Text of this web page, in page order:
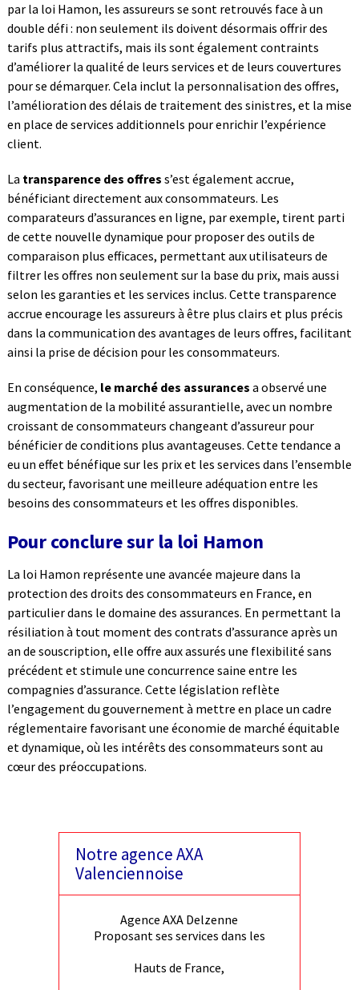
par la loi Hamon, les assureurs se sont retrouvés face à un
double défi : non seulement ils doivent désormais offrir des
tarifs plus attractifs, mais ils sont également contraints
d’améliorer la qualité de leurs services et de leurs couvertures
pour se démarquer. Cela inclut la personnalisation des offres,
l’amélioration des délais de traitement des sinistres, et la mise
en place de services additionnels pour enrichir l’expérience
client.
La transparence des offres s’est également accrue,
bénéficiant directement aux consommateurs. Les
comparateurs d’assurances en ligne, par exemple, tirent parti
de cette nouvelle dynamique pour proposer des outils de
comparaison plus efficaces, permettant aux utilisateurs de
filtrer les offres non seulement sur la base du prix, mais aussi
selon les garanties et les services inclus. Cette transparence
accrue encourage les assureurs à être plus clairs et plus précis
dans la communication des avantages de leurs offres, facilitant
ainsi la prise de décision pour les consommateurs.
En conséquence, le marché des assurances a observé une
augmentation de la mobilité assurantielle, avec un nombre
croissant de consommateurs changeant d’assureur pour
bénéficier de conditions plus avantageuses. Cette tendance a
eu un effet bénéfique sur les prix et les services dans l’ensemble
du secteur, favorisant une meilleure adéquation entre les
besoins des consommateurs et les offres disponibles.
Pour conclure sur la loi Hamon
La loi Hamon représente une avancée majeure dans la
protection des droits des consommateurs en France, en
particulier dans le domaine des assurances. En permettant la
résiliation à tout moment des contrats d’assurance après un
an de souscription, elle offre aux assurés une flexibilité sans
précédent et stimule une concurrence saine entre les
compagnies d’assurance. Cette législation reflète
l’engagement du gouvernement à mettre en place un cadre
réglementaire favorisant une économie de marché équitable
et dynamique, où les intérêts des consommateurs sont au
cœur des préoccupations.
Notre agence AXA
Valenciennoise
Agence AXA Delzenne
Proposant ses services dans les
Hauts de France,